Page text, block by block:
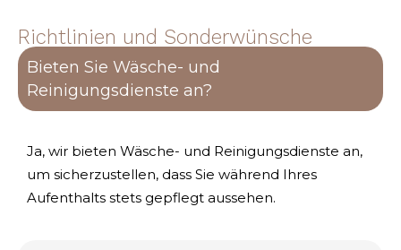
Richtlinien und Sonderwünsche
Bieten Sie Wäsche- und
Reinigungsdienste an?
Ja, wir bieten Wäsche- und Reinigungsdienste an,
um sicherzustellen, dass Sie während Ihres
Aufenthalts stets gepflegt aussehen.